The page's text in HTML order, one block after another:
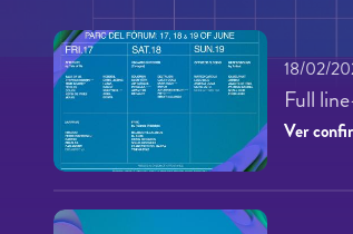
18/02/
Full
Ver